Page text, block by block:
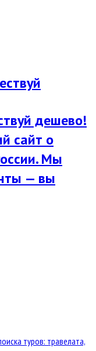
дешево!
сайт о
Мы
— вы
туров: травелата,